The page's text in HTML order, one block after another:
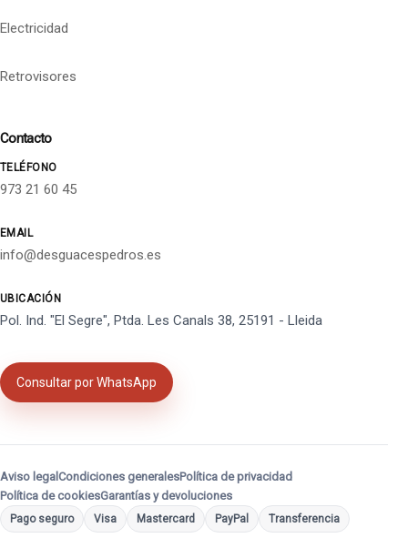
Electricidad
Retrovisores
Contacto
TELÉFONO
973 21 60 45
EMAIL
info@desguacespedros.es
UBICACIÓN
Pol. Ind. "El Segre", Ptda. Les Canals 38, 25191 - Lleida
Consultar por WhatsApp
Aviso legal Condiciones generalesPolítica de privacidad
Política de cookiesGarantías y devoluciones
Pago seguro Visa Mastercard PayPal Transferencia